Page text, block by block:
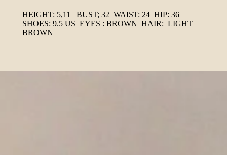
HEIGHT: 5,11 BUST; 32 WAIST: 24 HIP: 36
SHOES: 9.5 US EYES : BROWN HAIR: LIGHT
BROWN